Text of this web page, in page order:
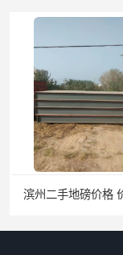
滨州二手地磅价格